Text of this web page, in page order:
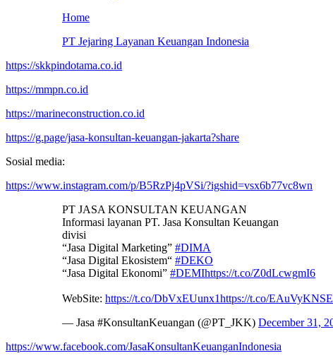
Home
PT Jejaring Layanan Keuangan Indonesia
https://skkpindotama.co.id
https://mmpn.co.id
https://marineconstruction.co.id
https://g.page/jasa-konsultan-keuangan-jakarta?share
Sosial media:
https://www.instagram.com/p/B5RzPj4pVSi/?igshid=vsx6b77vc8wn
PT JASA KONSULTAN KEUANGAN
Informasi layanan PT. Jasa Konsultan Keuangan
divisi
“Jasa Digital Marketing” #DIMA
“Jasa Digital Ekosistem“ #DEKO
“Jasa Digital Ekonomi” #DEMIhttps://t.co/Z0dLcwgmI6
WebSite: https://t.co/DbVxEUunx1https://t.co/
— Jasa #KonsultanKeuangan (@PT_JKK) December 31,
https://www.facebook.com/JasaKonsultanKeuanganIndonesia